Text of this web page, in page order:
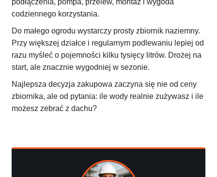
podłączenia, pompa, przelew, montaż i wygoda
codziennego korzystania.
Do małego ogrodu wystarczy prosty zbiornik naziemny.
Przy większej działce i regularnym podlewaniu lepiej od
razu myśleć o pojemności kilku tysięcy litrów. Drożej na
start, ale znacznie wygodniej w sezonie.
Najlepsza decyzja zakupowa zaczyna się nie od ceny
zbiornika, ale od pytania: ile wody realnie zużywasz i ile
możesz zebrać z dachu?